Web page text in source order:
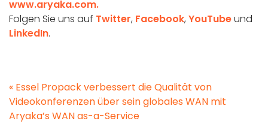
www.aryaka.com.
Folgen Sie uns auf Twitter, Facebook, YouTubeund
LinkedIn.
« Essel Propack verbessert die Qualität von
Videokonferenzen über sein globales WAN mit
Aryaka’s WAN as-a-Service